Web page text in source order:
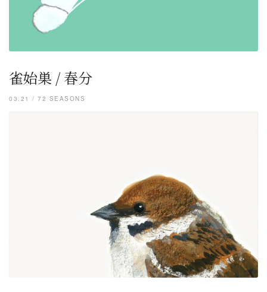
雀始巣 / 春分
03.21 / 72 SEASONS